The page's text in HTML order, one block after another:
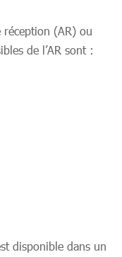
réception (AR) ou
de l’AR sont :
disponible dans un